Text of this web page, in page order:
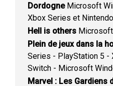
DordogneMicrosoft
Xbox Series et
Hell is others
Plein de jeux dans la
Series - PlayStation 5 -
Switch - Microsoft
Marvel : Les Gardiens